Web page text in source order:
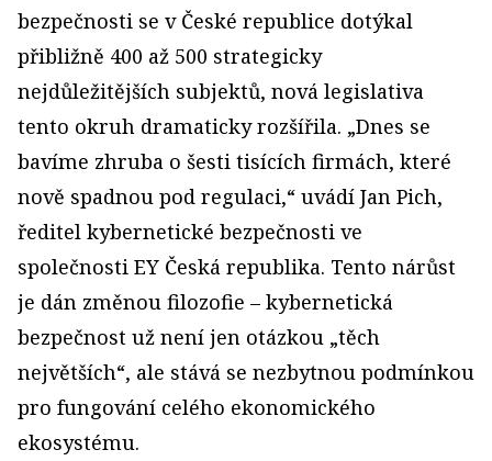
bezpečnosti se v České republice dotýkal
přibližně 400 až 500 strategicky
nejdůležitějších subjektů, nová legislativa
tento okruh dramaticky rozšířila. „Dnes se
bavíme zhruba o šesti tisících firmách, které
nově spadnou pod regulaci,“ uvádí Jan Pich,
ředitel kybernetické bezpečnosti ve
společnosti EY Česká republika. Tento nárůst
je dán změnou filozofie – kybernetická
bezpečnost už není jen otázkou „těch
největších“, ale stává se nezbytnou podmínkou
pro fungování celého ekonomického
ekosystému.